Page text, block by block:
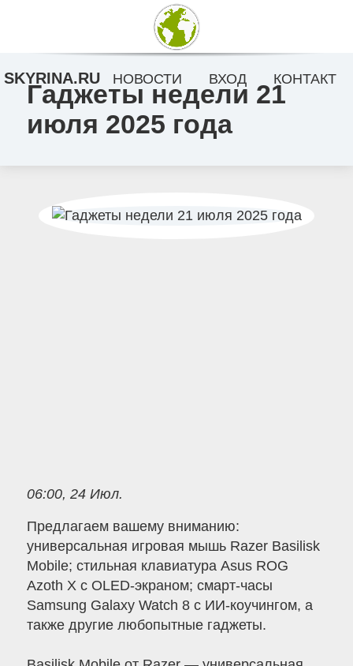
Гаджеты недели 21
июля 2025 года
06:00, 24 Июл.
Предлагаем вашему вниманию:
универсальная игровая мышь Razer Basilisk
Mobile; стильная клавиатура Asus ROG
Azoth X с OLED-экраном; смарт-часы
Samsung Galaxy Watch 8 с ИИ-коучингом, а
также другие любопытные гаджеты.
SKYRINA.RU НОВОСТИ ВХОД КОНТАКТ